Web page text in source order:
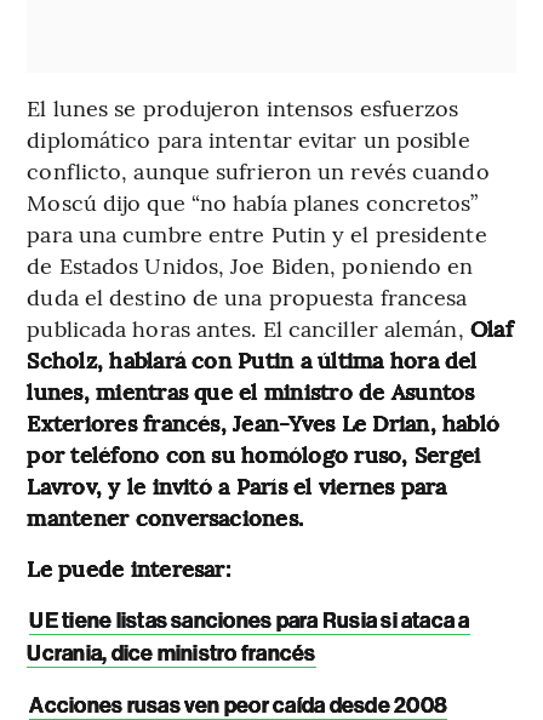
El lunes se produjeron intensos esfuerzos
diplomático para intentar evitar un posible
conflicto, aunque sufrieron un revés cuando
Moscú dijo que “no había planes concretos”
para una cumbre entre Putin y el presidente
de Estados Unidos, Joe Biden, poniendo en
duda el destino de una propuesta francesa
publicada horas antes. El canciller alemán, Olaf
Scholz, hablará con Putin a última hora del
lunes, mientras que el ministro de Asuntos
Exteriores francés, Jean-Yves Le Drian, habló
por teléfono con su homólogo ruso, Sergei
Lavrov, y le invitó a París el viernes para
mantener conversaciones.
Le puede interesar:
UE tiene listas sanciones para Rusia si ataca a
Ucrania, dice ministro francés
Acciones rusas ven peor caída desde 2008